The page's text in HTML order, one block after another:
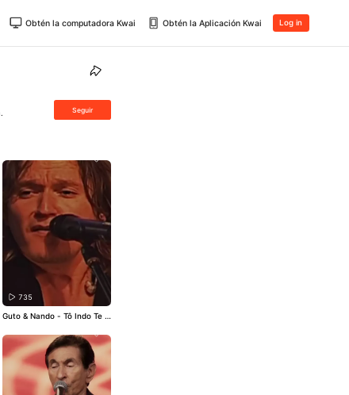
Obtén la computadora Kwai Obtén la Aplicación Kwai Log in
Seguir
735
Guto & Nando - Tô Indo Te B
oeando #toindotebuscar #s
ertanejo
#apaixonado